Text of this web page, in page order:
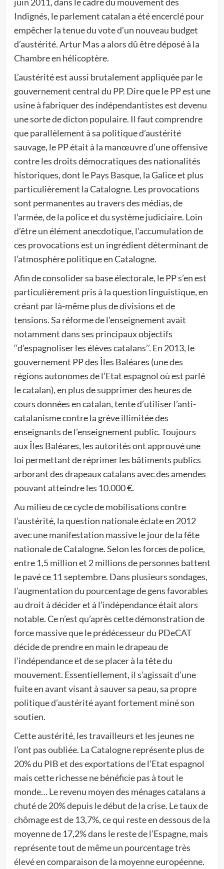
Indignés, le parlement catalan a été encerclé pour
empêcher la tenue du vote d’un nouveau budget
d’austérité. Artur Mas a alors dû être déposé à la
Chambre en hélicoptère.
L’austérité est aussi brutalement appliquée par le
gouvernement central du PP. Dire que le PP est une
usine à fabriquer des indépendantistes est devenu
une sorte de dicton populaire. Il faut comprendre
que parallèlement à sa politique d’austérité
sauvage, le PP était à la manœuvre d’une offensive
contre les droits démocratiques des nationalités
historiques, dont le Pays Basque, la Galice et plus
particulièrement la Catalogne. Les provocations
sont permanentes au travers des médias, de
l’armée, de la police et du système judiciaire. Loin
d’être un élément anecdotique, l’accumulation de
ces provocations est un ingrédient déterminant de
l’atmosphère politique en Catalogne.
Afin de consolider sa base électorale, le PP s’en est
particulièrement pris à la question linguistique, en
créant par là-même plus de divisions et de
tensions. Sa réforme de l’enseignement avait
notamment dans ses principaux objectifs
‘‘d’espagnoliser les élèves catalans’’. En 2013, le
gouvernement PP des Îles Baléares (une des
régions autonomes de l’Etat espagnol où est parlé
le catalan), en plus de supprimer des heures de
cours données en catalan, tente d’utiliser l’anti-
catalanisme contre la grève illimitée des
enseignants de l’enseignement public. Toujours
aux Îles Baléares, les autorités ont approuvé une
loi permettant de réprimer les bâtiments publics
arborant des drapeaux catalans avec des amendes
pouvant atteindre les 10.000 €.
Au milieu de ce cycle de mobilisations contre
l’austérité, la question nationale éclate en 2012
avec une manifestation massive le jour de la fête
nationale de Catalogne. Selon les forces de police,
entre 1,5 million et 2 millions de personnes battent
le pavé ce 11 septembre. Dans plusieurs sondages,
l’augmentation du pourcentage de gens favorables
au droit à décider et à l’indépendance était alors
notable. Ce n’est qu’après cette démonstration de
force massive que le prédécesseur du PDeCAT
décide de prendre en main le drapeau de
l’indépendance et de se placer à la tête du
mouvement. Essentiellement, il s’agissait d’une
fuite en avant visant à sauver sa peau, sa propre
politique d’austérité ayant fortement miné son
soutien.
Cette austérité, les travailleurs et les jeunes ne
l’ont pas oubliée. La Catalogne représente plus de
20% du PIB et des exportations de l’Etat espagnol
mais cette richesse ne bénéficie pas à tout le
monde… Le revenu moyen des ménages catalans a
chuté de 20% depuis le début de la crise. Le taux de
chômage est de 13,7%, ce qui reste en dessous de la
moyenne de 17,2% dans le reste de l’Espagne, mais
représente tout de même un pourcentage très
élevé en comparaison de la moyenne européenne.